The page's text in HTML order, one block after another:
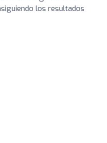
los resultados